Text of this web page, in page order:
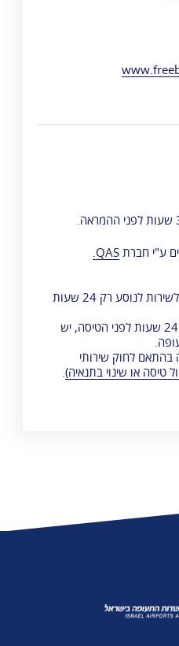
ע"י חברת QAS.
חברת שירותי הקרקע זמינה לשירות לנוסע רק 24 שעות
לכל שירות שנדרש מעל ל – 24 שעות לפני הטיסה, יש
בהתאם לחוק שירותי
טיסה או שינוי בתנאיה)